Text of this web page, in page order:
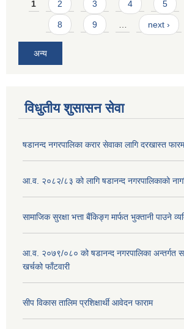
1 2 3 4 5
8 9 … next ›
अन्य
विधुतीय शुसासन सेवा
षडानन्द नगरपालिका करार सेवाका लागि दरखास्त फारम
आ.व. २०८२/८३ को लागि षडानन्द नगरपालिकाको
सामाजिक सुरक्षा भत्ता बैंकिङ्ग मार्फत भुक्तानी पाउने
आ.व. २०७९/०८० को षडानन्द नगरपालिका अन्तर्गत
खर्चको फाँटवारी
सीप विकास तालिम प्रशिक्षार्थी आवेदन फाराम